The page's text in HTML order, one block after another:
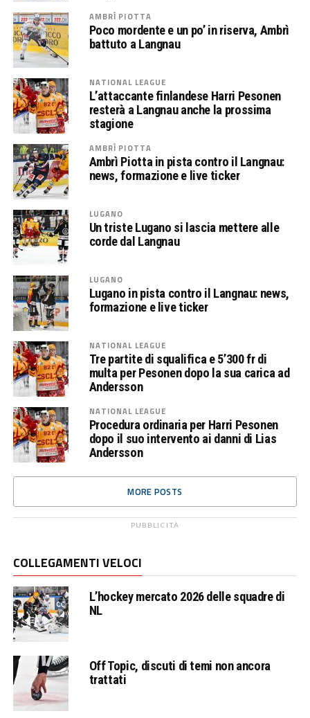
AMBRÌ PIOTTA
Poco mordente e un po’ in riserva, Ambrì
battuto a Langnau
NATIONAL LEAGUE
L’attaccante finlandese Harri Pesonen
resterà a Langnau anche la prossima
stagione
AMBRÌ PIOTTA
Ambrì Piotta in pista contro il Langnau:
news, formazione e live ticker
LUGANO
Un triste Lugano si lascia mettere alle
corde dal Langnau
LUGANO
Lugano in pista contro il Langnau: news,
formazione e live ticker
NATIONAL LEAGUE
Tre partite di squalifica e 5’300 fr di
multa per Pesonen dopo la sua carica ad
Andersson
NATIONAL LEAGUE
Procedura ordinaria per Harri Pesonen
dopo il suo intervento ai danni di Lias
Andersson
MORE POSTS
PUBBLICITÀ
COLLEGAMENTI VELOCI
L’hockey mercato 2026 delle squadre di
NL
Off Topic, discuti di temi non ancora
trattati